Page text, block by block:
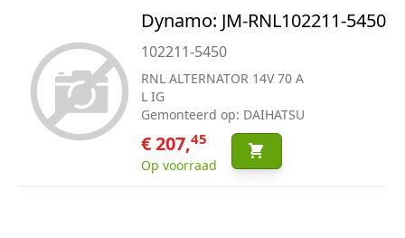
Dynamo: JM-RNL102211-5450
102211-5450
RNL ALTERNATOR 14V 70 A
L IG
Gemonteerd op: DAIHATSU
€ 207,45
Op voorraad